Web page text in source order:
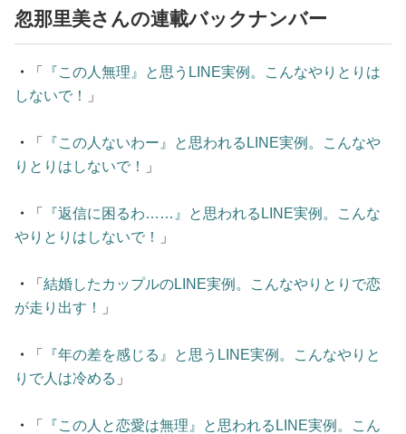
忽那里美さんの連載バックナンバー
・ 「
『この人無理』と思うLINE実例。こんなやりとりは
しないで！
」
・ 「
『この人ないわー』と思われるLINE実例。こんなや
りとりはしないで！
」
・ 「
『返信に困るわ……』と思われるLINE実例。こんな
やりとりはしないで！
」
・ 「 結婚したカップルのLINE実例。こんなやりとりで恋
が走り出す！
」
・ 「
『年の差を感じる』と思うLINE実例。こんなやりと
りで人は冷める 」
・ 「
『この人と恋愛は無理』と思われるLINE実例。こん